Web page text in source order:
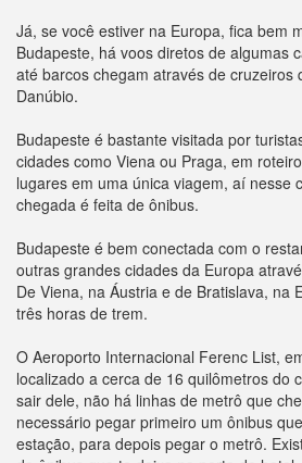
Já, se você estiver na Europa, fica bem
Budapeste, há voos diretos de algumas
até barcos chegam através de cruzeiros
Danúbio.
Budapeste é bastante visitada por
cidades como Viena ou Praga, em
lugares em uma única viagem, aí nesse
chegada é feita de ônibus.
Budapeste é bem conectada com o
outras grandes cidades da Europa
De Viena, na Áustria e de Bratislava, na
três horas de trem.
O Aeroporto Internacional Ferenc List,
localizado a cerca de 16 quilômetros do
sair dele, não há linhas de metrô que
necessário pegar primeiro um ônibus
estação, para depois pegar o metrô.